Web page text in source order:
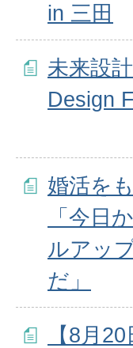
in 三田
未来設
Design
婚活を
「今日
ルアッ
だ」
【8月